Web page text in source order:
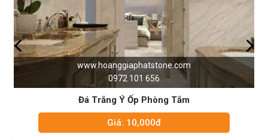
nhà vệ sinh, phòng tắm cũng được đa dạng hóa và đáp ứng các
nhu cầu đặt ra cho khách hàng. Hiện nay trên thị trường có rất
nhiều mẫu mã sản phẩm, khách hàng có thể tham khảo và chọn
lựa dựa trên thiết kế kiểu kiến trúc gia đình. Các loại đá thông dụng
tốt nhất bao gồm:
Đá marble hay còn gọi đá cẩm thạch đẹp đúng với tên gọi của nó
vậy. Đá marble được hình thành từ sự biến đổi của các trầm tích đá
vôi, có cấu tạo không phân phiến. Đây là mẫu đá ốp nhà vệ sinh,
phòng tắm có rất nhiều loại cũng như màu sắc và vân đá khác
www.hoanggiaphatstone.com
0972 101 656
Đá Trắng Ý Ốp Phòng Tắm
Giá: 10,000đ